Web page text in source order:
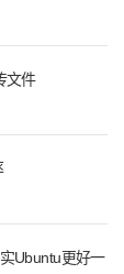
文件
Ubuntu更好一